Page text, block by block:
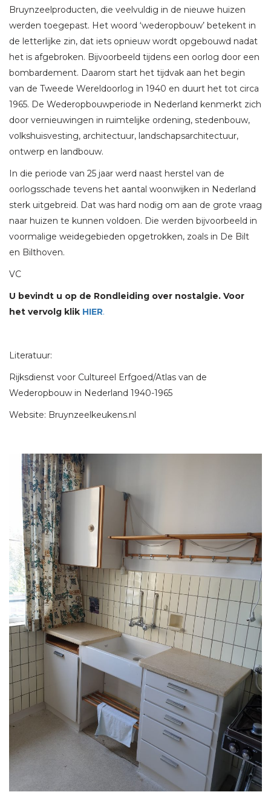
Bruynzeelproducten, die veelvuldig in de nieuwe huizen
werden toegepast. Het woord ‘wederopbouw’ betekent in
de letterlijke zin, dat iets opnieuw wordt opgebouwd nadat
het is afgebroken. Bijvoorbeeld tijdens een oorlog door een
bombardement. Daarom start het tijdvak aan het begin
van de Tweede Wereldoorlog in 1940 en duurt het tot circa
1965. De Wederopbouwperiode in Nederland kenmerkt zich
door vernieuwingen in ruimtelijke ordening, stedenbouw,
volkshuisvesting, architectuur, landschapsarchitectuur,
ontwerp en landbouw.
In die periode van 25 jaar werd naast herstel van de
oorlogsschade tevens het aantal woonwijken in Nederland
sterk uitgebreid. Dat was hard nodig om aan de grote vraag
naar huizen te kunnen voldoen. Die werden bijvoorbeeld in
voormalige weidegebieden opgetrokken, zoals in De Bilt
en Bilthoven.
VC
U bevindt u op de Rondleiding over nostalgie. Voor
het vervolg klik HIER.
Literatuur:
Rijksdienst voor Cultureel Erfgoed/Atlas van de
Wederopbouw in Nederland 1940-1965
Website: Bruynzeelkeukens.nl